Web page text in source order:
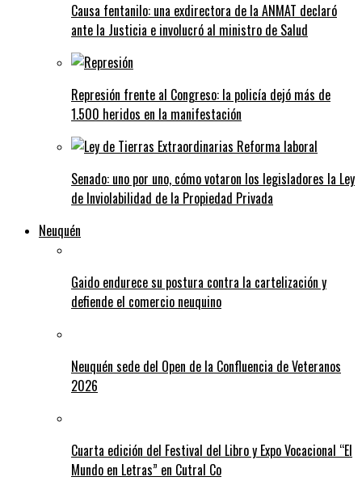
Causa fentanilo: una exdirectora de la ANMAT declaró
ante la Justicia e involucró al ministro de Salud
Represión frente al Congreso: la policía dejó más de
1.500 heridos en la manifestación
Senado: uno por uno, cómo votaron los legisladores la Ley
de Inviolabilidad de la Propiedad Privada
Neuquén
Gaido endurece su postura contra la cartelización y
defiende el comercio neuquino
Neuquén sede del Open de la Confluencia de Veteranos
2026
Cuarta edición del Festival del Libro y Expo Vocacional “El
Mundo en Letras” en Cutral Co